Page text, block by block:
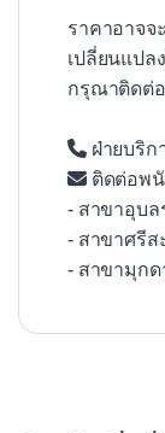
ราคาอาจจ
เปลี่ยนแปล
กรุณาติดต่อ
ฝ่ายบริก
ติดต่อพนั
- สาขาอุบ
- สาขาศรีส
- สาขามุกด